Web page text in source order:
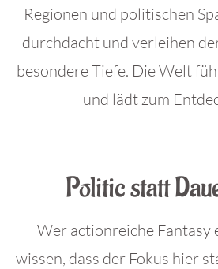
Regionen und politischen
durchdacht und verleihen
besondere Tiefe. Die Welt
und lädt zum
Politic statt
Wer actionreiche Fantasy
wissen, dass der Fokus hier